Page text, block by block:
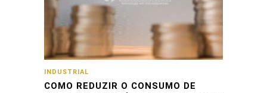
INDUSTRIAL
COMO REDUZIR O CONSUMO DE